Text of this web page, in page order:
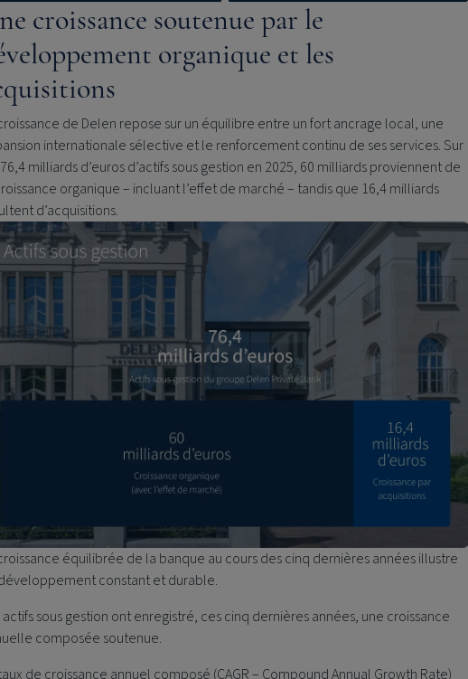
croissance soutenue par le
organique et les
de Delen repose sur un équilibre entre un fort ancrage local, une
internationale sélective et le renforcement continu de ses services. Sur
milliards d’euros d’actifs sous gestion en 2025, 60 milliards proviennent de
organique – incluant l’effet de marché – tandis que 16,4 milliards
d’acquisitions.
équilibrée de la banque au cours des cinq dernières années illustre
constant et durable.
actifs sous gestion ont enregistré, ces cinq dernières années, une croissance
composée soutenue.
de croissance annuel composé (CAGR – Compound Annual Growth Rate)